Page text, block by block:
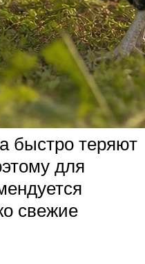
быстро теряют
для
свежие